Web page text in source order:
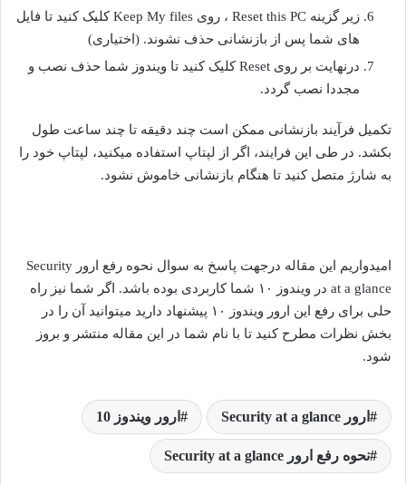
زیر گزینه Reset this PC ، روی Keep My files کلیک کنید تا فایل
های شما پس از بازنشانی حذف نشوند. (اختیاری)
درنهایت بر روی Reset کلیک کنید تا ویندوز شما حذف نصب و
مجددا نصب گردد.
تکمیل فرآیند بازنشانی ممکن است چند دقیقه تا چند ساعت طول
بکشد. در طی این فرایند، اگر از لپتاپ استفاده میکنید، لپتاپ خود را
به شارژ متصل کنید تا هنگام بازنشانی خاموش نشود.
امیدواریم این مقاله درجهت پاسخ به سوال نحوه رفع ارور Security
at a glance در ویندوز ۱۰ شما کاربردی بوده باشد. اگر شما نیز راه
حلی برای رفع این ارور ویندوز ۱۰ پیشنهاد دارید میتوانید آن را در
بخش نظرات مطرح کنید تا با نام شما در این مقاله منتشر و بروز
شود.
ارور Security at a glance ارور ویندوز 10
نحوه رفع ارور Security at a glance